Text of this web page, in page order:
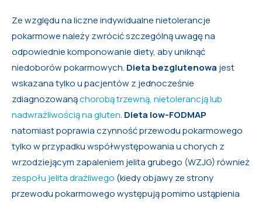
Ze względu na liczne indywidualne nietolerancje
pokarmowe należy zwrócić szczególną uwagę na
odpowiednie komponowanie diety, aby uniknąć
niedoborów pokarmowych. Dieta bezglutenowa jest
wskazana tylko u pacjentów z jednocześnie
zdiagnozowanąchorobą trzewną, nietolerancją lub
nadwrażliwością na gluten. Dieta low-FODMAP
natomiast poprawia czynność przewodu pokarmowego
tylko w przypadku współwystępowania u chorych z
wrzodziejącym zapaleniem jelita grubego (WZJG) również
zespołu jelita drażliwego (kiedy objawy ze strony
przewodu pokarmowego występują pomimo ustąpienia